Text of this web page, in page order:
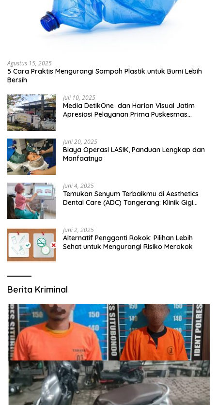
Agustus 15, 2025
5 Cara Praktis Mengurangi Sampah Plastik untuk Bumi Lebih
Bersih
Juli 10, 2025
Media DetikOne dan Harian Visual Jatim
Apresiasi Pelayanan Prima Puskesmas
Juni 20, 2025
Biaya Operasi LASIK, Panduan Lengkap dan
Manfaatnya
Juni 4, 2025
Temukan Senyum Terbaikmu di Aesthetics
Dental Care (ADC) Tangerang: Klinik Gigi
Juni 2, 2025
Alternatif Pengganti Rokok: Pilihan Lebih
Sehat untuk Mengurangi Risiko Merokok
Berita Kriminal